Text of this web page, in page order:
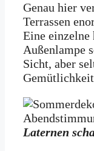
Genau hier
Terrassen
Eine einzelne
Außenlampe
Sicht, aber
Laternen